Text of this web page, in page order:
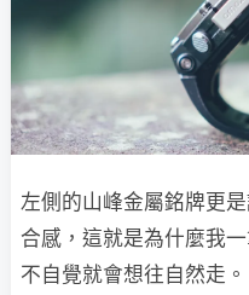
左側的山峰金屬銘牌更
合感，這就是為什麼我
不自覺就會想往自然走。